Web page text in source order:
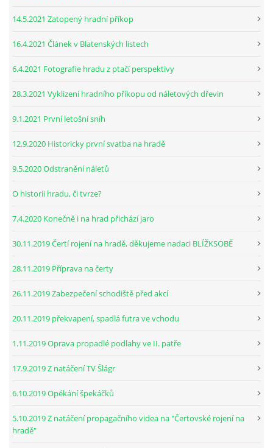
14.5.2021 Zatopený hradní příkop
16.4.2021 Článek v Blatenských listech
6.4.2021 Fotografie hradu z ptačí perspektivy
28.3.2021 Vyklizení hradního příkopu od náletových dřevin
9.1.2021 První letošní sníh
12.9.2020 Historicky první svatba na hradě
9.5.2020 Odstranění náletů
O historii hradu, či tvrze?
7.4.2020 Konečně i na hrad přichází jaro
30.11.2019 Čertí rojení na hradě, děkujeme nadaci BLÍŽKSOBĚ
28.11.2019 Příprava na čerty
26.11.2019 Zabezpečení schodiště před akcí
20.11.2019 překvapení, spadlá futra ve vchodu
1.11.2019 Oprava propadlé podlahy ve II. patře
17.9.2019 Z natáčení TV Šlágr
6.10.2019 Opékání špekáčků
5.10.2019 Z natáčení propagačního videa na "Čertovské rojení na
hradě"